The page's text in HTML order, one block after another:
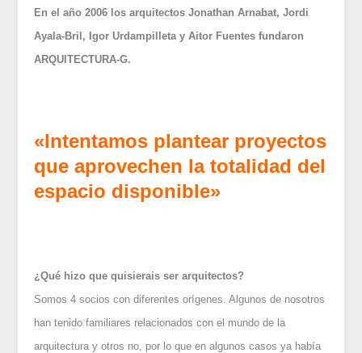
En el año 2006 los arquitectos Jonathan Arnabat, Jordi
Ayala-Bril, Igor Urdampilleta y Aitor Fuentes fundaron
ARQUITECTURA-G.
«Intentamos plantear proyectos
que aprovechen la totalidad del
espacio disponible»
¿Qué hizo que quisierais ser arquitectos?
Somos 4 socios con diferentes orígenes. Algunos de nosotros
han tenido familiares relacionados con el mundo de la
arquitectura y otros no, por lo que en algunos casos ya había